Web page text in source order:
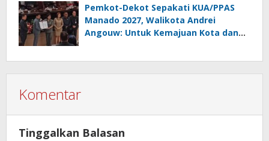
Pemkot-Dekot Sepakati KUA/PPAS
Manado 2027, Walikota Andrei
Angouw: Untuk Kemajuan Kota dan
Komentar
Tinggalkan Balasan